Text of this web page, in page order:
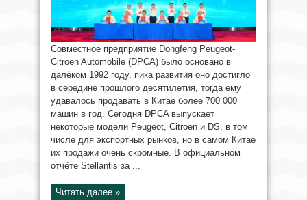
Совместное предприятие Dongfeng Peugeot-
Citroen Automobile (DPCA) было основано в
далёком 1992 году, пика развития оно достигло
в середине прошлого десятилетия, тогда ему
удавалось продавать в Китае более 700 000
машин в год. Сегодня DPCA выпускает
некоторые модели Peugeot, Citroen и DS, в том
числе для экспортных рынков, но в самом Китае
их продажи очень скромные. В официальном
отчёте Stellantis за ...
Читать далее »